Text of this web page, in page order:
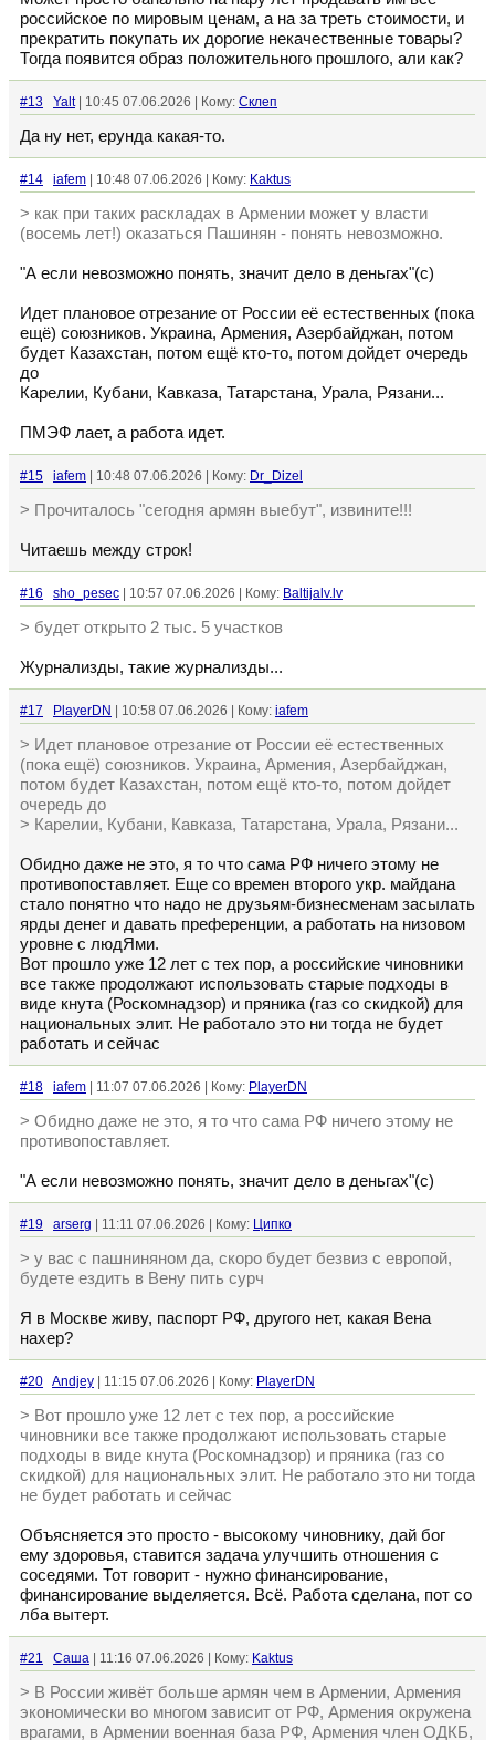
российское по мировым ценам, а на за треть стоимости, и
прекратить покупать их дорогие некачественные товары?
Тогда появится образ положительного прошлого, али как?
#13 Yalt| 10:45 07.06.2026 | Кому: Склеп
Да ну нет, ерунда какая-то.
#14 iafem | 10:48 07.06.2026 | Кому: Kaktus
> как при таких раскладах в Армении может у власти
(восемь лет!) оказаться Пашинян - понять невозможно.
"А если невозможно понять, значит дело в деньгах"(с)
Идет плановое отрезание от России её естественных (пока
ещё) союзников. Украина, Армения, Азербайджан, потом
будет Казахстан, потом ещё кто-то, потом дойдет очередь
до
Карелии, Кубани, Кавказа, Татарстана, Урала, Рязани...
ПМЭФ лает, а работа идет.
#15 iafem | 10:48 07.06.2026 | Кому: Dr_Dizel
> Прочиталось "сегодня армян выебут", извините!!!
Читаешь между строк!
#16 sho_pesec | 10:57 07.06.2026 | Кому: Baltijalv.lv
> будет открыто 2 тыс. 5 участков
Журнализды, такие журнализды...
#17 PlayerDN | 10:58 07.06.2026 | Кому: iafem
> Идет плановое отрезание от России её естественных
(пока ещё) союзников. Украина, Армения, Азербайджан,
потом будет Казахстан, потом ещё кто-то, потом дойдет
очередь до
> Карелии, Кубани, Кавказа, Татарстана, Урала, Рязани...
Обидно даже не это, я то что сама РФ ничего этому не
противопоставляет. Еще со времен второго укр. майдана
стало понятно что надо не друзьям-бизнесменам засылать
ярды денег и давать преференции, а работать на низовом
уровне с людЯми.
Вот прошло уже 12 лет с тех пор, а российские чиновники
все также продолжают использовать старые подходы в
виде кнута (Роскомнадзор) и пряника (газ со скидкой) для
национальных элит. Не работало это ни тогда не будет
работать и сейчас
#18 iafem | 11:07 07.06.2026 | Кому: PlayerDN
> Обидно даже не это, я то что сама РФ ничего этому не
противопоставляет.
"А если невозможно понять, значит дело в деньгах"(с)
#19 arserg | 11:11 07.06.2026 | Кому: Ципко
> у вас с пашниняном да, скоро будет безвиз с европой,
будете ездить в Вену пить сурч
Я в Москве живу, паспорт РФ, другого нет, какая Вена
нахер?
#20 Andjey | 11:15 07.06.2026 | Кому: PlayerDN
> Вот прошло уже 12 лет с тех пор, а российские
чиновники все также продолжают использовать старые
подходы в виде кнута (Роскомнадзор) и пряника (газ со
скидкой) для национальных элит. Не работало это ни тогда
не будет работать и сейчас
Объясняется это просто - высокому чиновнику, дай бог
ему здоровья, ставится задача улучшить отношения с
соседями. Тот говорит - нужно финансирование,
финансирование выделяется. Всё. Работа сделана, пот со
лба вытерт.
#21 Cаша | 11:16 07.06.2026 | Кому: Kaktus
> В России живёт больше армян чем в Армении, Армения
экономически во многом зависит от РФ, Армения окружена
врагами, в Армении военная база РФ, Армения член ОДКБ,